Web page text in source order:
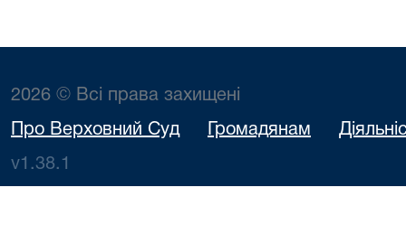
2026 © Всі права захищені
Про Верховний Суд Громадянам
v1.38.1